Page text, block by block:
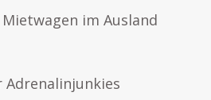
im Ausland